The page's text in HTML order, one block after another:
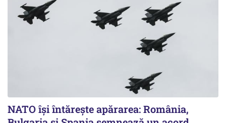
NATO își întărește apărarea: România,